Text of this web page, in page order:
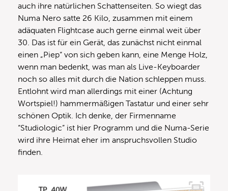
auch ihre natürlichen Schattenseiten. So wiegt das
Numa Nero satte 26 Kilo, zusammen mit einem
adäquaten Flightcase auch gerne einmal weit über
30. Das ist für ein Gerät, das zunächst nicht einmal
einen „Piep“ von sich geben kann, eine Menge Holz,
wenn man bedenkt, was man als Live-Keyboarder
noch so alles mit durch die Nation schleppen muss.
Entlohnt wird man allerdings mit einer (Achtung
Wortspiel!) hammermäßigen Tastatur und einer sehr
schönen Optik. Ich denke, der Firmenname
“Studiologic” ist hier Programm und die Numa-Serie
wird ihre Heimat eher im anspruchsvollen Studio
finden.